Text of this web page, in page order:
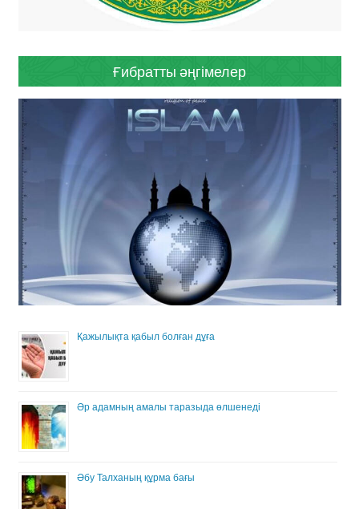
Ғибратты әңгімелер
Қажылықта қабыл болған дұға
Әр адамның амалы таразыда өлшенеді
Әбу Талханың құрма бағы